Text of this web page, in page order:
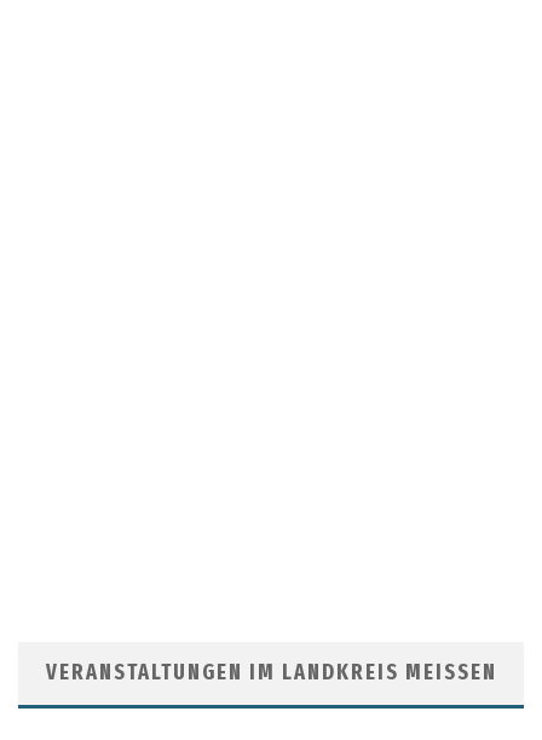
VERANSTALTUNGEN IM LANDKREIS MEISSEN